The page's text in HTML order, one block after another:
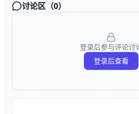
讨论区（0）
登录后参与评论讨
登录后查看